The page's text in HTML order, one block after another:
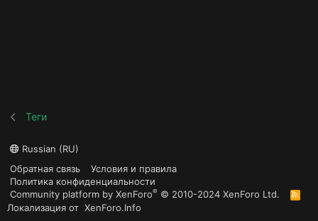
Теги
Russian (RU)
Обратная связь
Условия и правила
Политика конфиденциальности
Community platform by XenForo® © 2010-2024 XenForo Ltd.
R
S
Локализация от XenForo.Info